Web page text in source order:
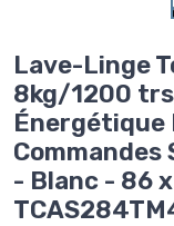
Lave-Linge
8kg/1200
Énergétique
Commandes
- Blanc - 86